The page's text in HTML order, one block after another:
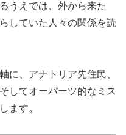
うえでは、外から来た
していた人々の関係を読
に、アナトリア先住民、
してオーパーツ的なミス
ます。